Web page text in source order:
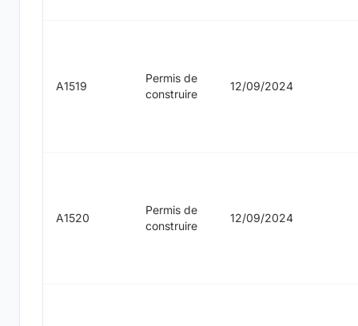
A1519
Permis de
construire
12/09/2024
A1520
Permis de
construire
12/09/2024